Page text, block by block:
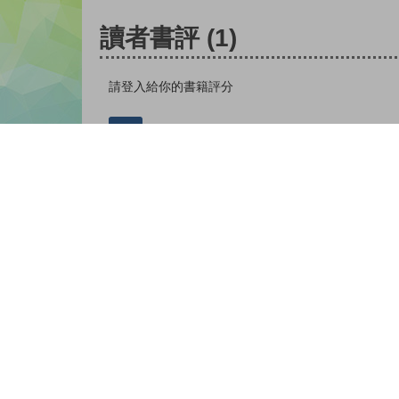
讀者書評 (1)
請登入給你的書籍評分